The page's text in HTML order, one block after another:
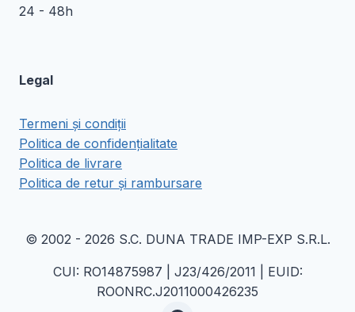
24 - 48h
Legal
Termeni și condiții
Politica de confidențialitate
Politica de livrare
Politica de retur și rambursare
© 2002 - 2026 S.C. DUNA TRADE IMP-EXP S.R.L.
CUI: RO14875987 | J23/426/2011 | EUID:
ROONRC.J2011000426235